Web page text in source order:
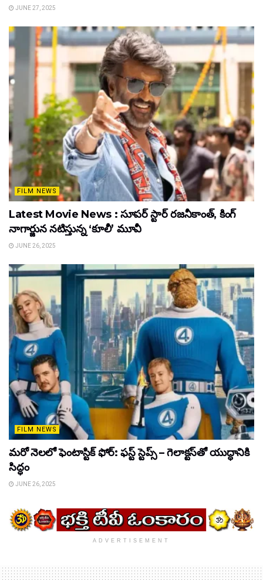
JUNE 27, 2025
FILM NEWS
Latest Movie News : సూపర్ స్టార్ రజనీకాంత్, కింగ్
నాగార్జున నటిస్తున్న ‘కూలీ’ మూవీ
JUNE 26, 2025
FILM NEWS
మరో నెలలో ఫెంటాస్టిక్ ఫోర్: ఫస్ట్ స్టెప్స్ – గెలాక్టస్‌తో యుద్ధానికి
సిద్ధం
JUNE 26, 2025
ADVERTISEMENT